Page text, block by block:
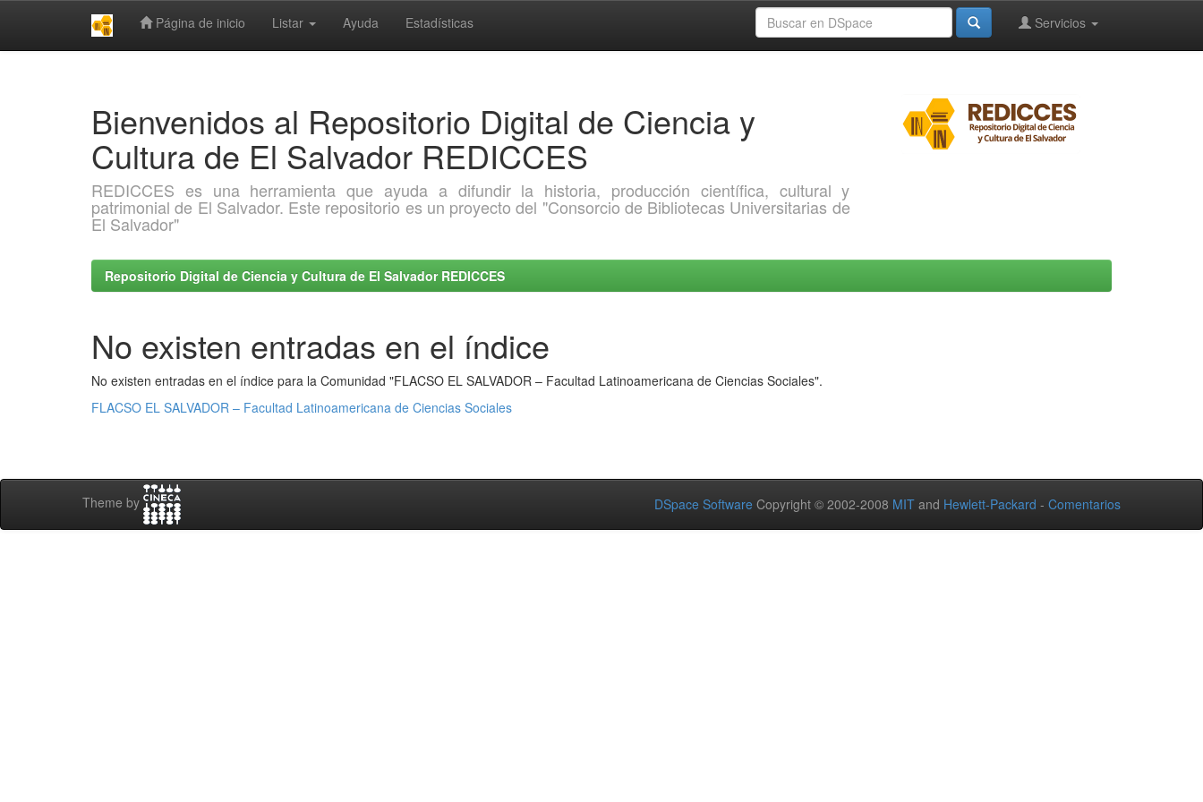
Página de inicio Listar Ayuda Estadísticas Servicios
Bienvenidos al Repositorio Digital de Ciencia y
Cultura de El Salvador REDICCES
REDICCES es una herramienta que ayuda a difundir la historia, producción científica, cultural y
patrimonial de El Salvador. Este repositorio es un proyecto del "Consorcio de Bibliotecas Universitarias de
El Salvador"
Repositorio Digital de Ciencia y Cultura de El Salvador REDICCES
No existen entradas en el índice
No existen entradas en el índice para la Comunidad "FLACSO EL SALVADOR – Facultad Latinoamericana de Ciencias Sociales".
FLACSO EL SALVADOR – Facultad Latinoamericana de Ciencias Sociales
Theme by DSpace Software Copyright © 2002-2008 MIT and Hewlett-Packard - Comentarios